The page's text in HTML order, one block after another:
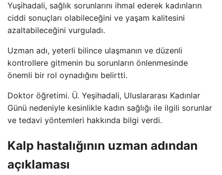
Yuşihadali, sağlık sorunlarını ihmal ederek kadınların
ciddi sonuçları olabileceğini ve yaşam kalitesini
azaltabileceğini vurguladı.
Uzman adı, yeterli bilince ulaşmanın ve düzenli
kontrollere gitmenin bu sorunların önlenmesinde
önemli bir rol oynadığını belirtti.
Doktor öğretimi. Ü. Yeşihadali, Uluslararası Kadınlar
Günü nedeniyle kesinlikle kadın sağlığı ile ilgili sorunlar
ve tedavi yöntemleri hakkında bilgi verdi.
Kalp hastalığının uzman adından
açıklaması